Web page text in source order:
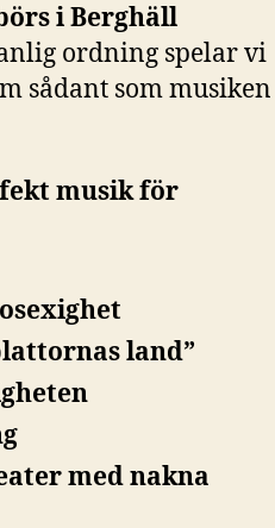
i Berghäll
ordning spelar vi
sådant som musiken
musik för
land”
med nakna